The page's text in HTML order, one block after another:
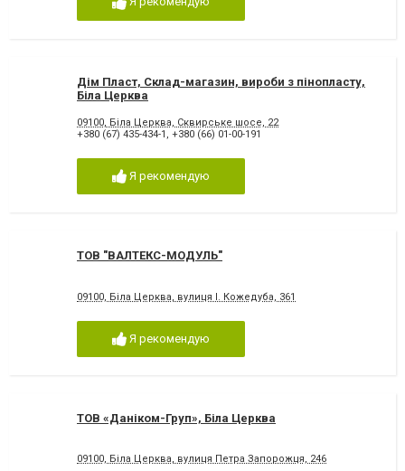
Дім Пласт, Склад-магазин, вироби з пінопласту,
Біла Церква
09100, Біла Церква, Сквирське шосе, 22
+380 (67) 435-434-1 , +380 (66) 01-00-191
Я рекомендую
ТОВ "ВАЛТЕКС-МОДУЛЬ"
09100, Біла Церква, вулиця І. Кожедуба, 361
Я рекомендую
ТОВ «Даніком-Груп», Біла Церква
09100, Біла Церква, вулиця Петра Запорожця, 246